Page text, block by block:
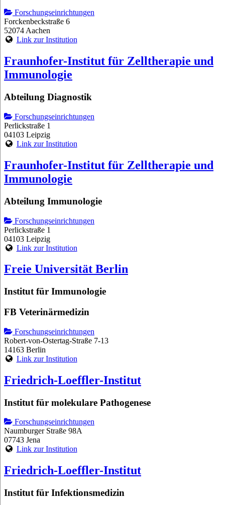
Forschungseinrichtungen
Forckenbeckstraße 6
52074 Aachen
Link zur Institution
Fraunhofer-Institut für Zelltherapie und
Immunologie
Abteilung Diagnostik
Forschungseinrichtungen
Perlickstraße 1
04103 Leipzig
Link zur Institution
Fraunhofer-Institut für Zelltherapie und
Immunologie
Abteilung Immunologie
Forschungseinrichtungen
Perlickstraße 1
04103 Leipzig
Link zur Institution
Freie Universität Berlin
Institut für Immunologie
FB Veterinärmedizin
Forschungseinrichtungen
Robert-von-Ostertag-Straße 7-13
14163 Berlin
Link zur Institution
Friedrich-Loeffler-Institut
Institut für molekulare Pathogenese
Forschungseinrichtungen
Naumburger Straße 98A
07743 Jena
Link zur Institution
Friedrich-Loeffler-Institut
Institut für Infektionsmedizin